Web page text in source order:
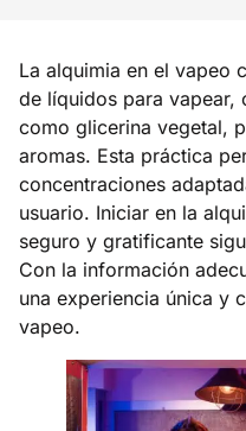
La alquimia en el vapeo
de líquidos para vapear,
como glicerina vegetal,
aromas. Esta práctica
concentraciones
usuario. Iniciar en la
seguro y gratificante
Con la información
una experiencia única y
vapeo.